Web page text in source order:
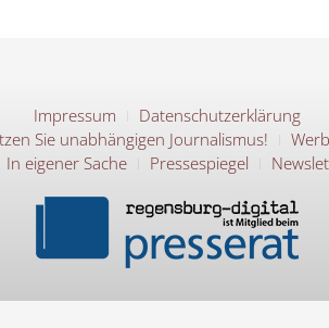
Impressum
Datenschutzerklärung
Sie unabhängigen Journalismus!
In eigener Sache
Pressespiegel